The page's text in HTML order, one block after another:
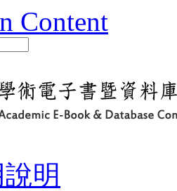
Content
明